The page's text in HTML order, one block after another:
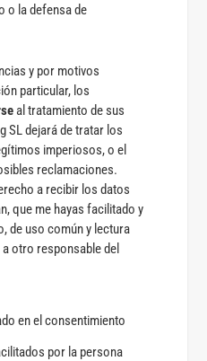
o la defensa de
y por motivos
particular, los
al tratamiento de sus
SL dejará de tratar los
imperiosos, o el
reclamaciones.
a recibir los datos
que me hayas facilitado y
de uso común y lectura
otro responsable del
en el consentimiento
por la persona